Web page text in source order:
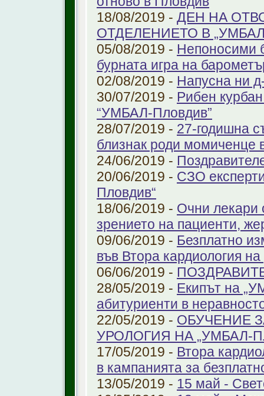
18/08/2019 - ДЕН НА
ОТДЕЛЕНИЕТО В
05/08/2019 - Непоносими
бурната игра на
02/08/2019 - Напусна ни
30/07/2019 - Рибен
“УМБАЛ-Пловдив”
28/07/2019 - 27-годишна
близнак роди момиченце
24/06/2019 -
20/06/2019 - СЗО
Пловдив“
18/06/2019 - Очни лекари
зрението на пациенти,
09/06/2019 - Безплатно
във Втора кардиология
06/06/2019 -
28/05/2019 - Екипът на
абитуриенти в
22/05/2019 - ОБУЧЕНИЕ
УРОЛОГИЯ НА „УМБАЛ-
17/05/2019 - Втора
в кампанията за
13/05/2019 - 15 май -